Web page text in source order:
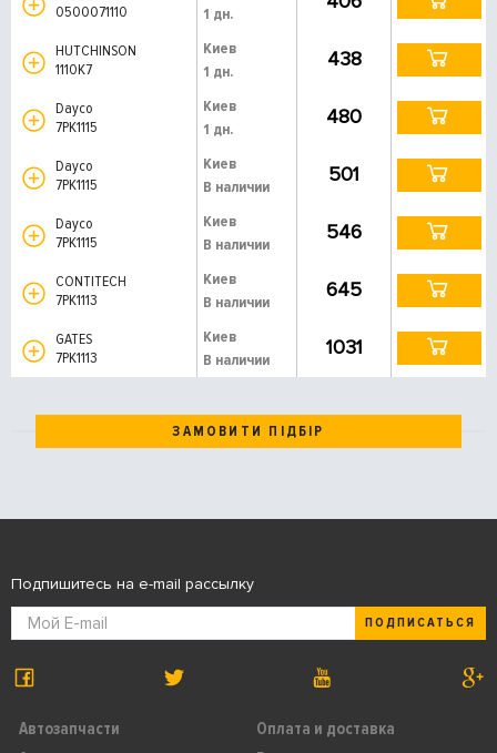
0500071110
1 дн.
HUTCHINSON
1110K7
Киев
1 дн.
438
Dayco
7PK1115
Киев
1 дн.
480
Dayco
7PK1115
Киев
В наличии
501
Dayco
7PK1115
Киев
В наличии
546
CONTITECH
7PK1113
Киев
В наличии
645
GATES
7PK1113
Киев
В наличии
1031
ЗАМОВИТИ ПІДБІР
Автозапчасти
Оплата и доставка
Подпишитесь на e-mail рассылку
ПОДПИСАТЬСЯ